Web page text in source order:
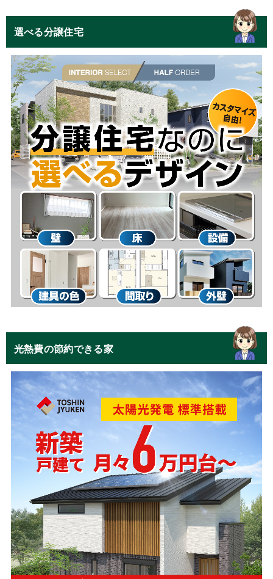
選べる分譲住宅
光熱費の節約できる家